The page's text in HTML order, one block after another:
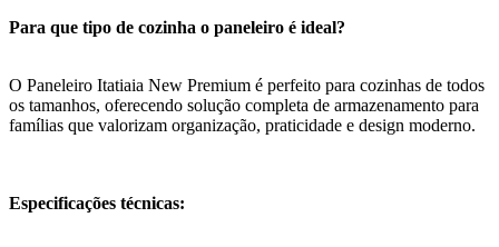
Para que tipo de cozinha o paneleiro é ideal?
O Paneleiro Itatiaia New Premium é perfeito para cozinhas de todos
os tamanhos, oferecendo solução completa de armazenamento para
famílias que valorizam organização, praticidade e design moderno.
Especificações técnicas: